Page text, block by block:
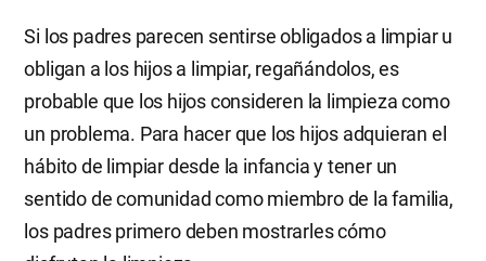
Si los padres parecen sentirse obligados a limpiar u
obligan a los hijos a limpiar, regañándolos, es
probable que los hijos consideren la limpieza como
un problema. Para hacer que los hijos adquieran el
hábito de limpiar desde la infancia y tener un
sentido de comunidad como miembro de la familia,
los padres primero deben mostrarles cómo